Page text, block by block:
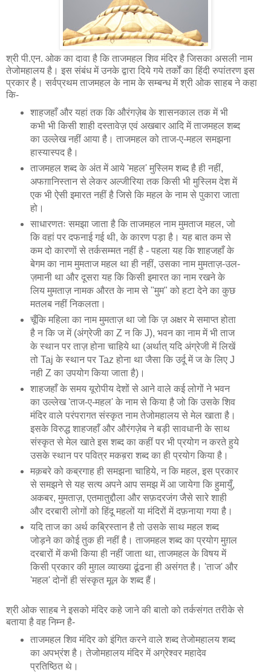
श्री पी.एन. ओक का दावा है कि ताजमहल शिव मंदिर है जिसका असली नाम
तेजोमहालय है। इस संबंध में उनके द्वारा दिये गये तर्कों का हिंदी रुपांतरण इस
प्रकार है। सर्वप्रथम ताजमहल के नाम के सम्बन्ध में श्री ओक साहब ने कहा
कि-
शाहजहाँ और यहां तक कि औरंगज़ेब के शासनकाल तक में भी
कभी भी किसी शाही दस्तावेज़ एवं अखबार आदि में ताजमहल शब्द
का उल्लेख नहीं आया है। ताजमहल को ताज-ए-महल समझना
हास्यास्पद है।
ताजमहल शब्द के अंत में आये 'महल' मुस्लिम शब्द है ही नहीं,
अफग़ानिस्तान से लेकर अल्जीरिया तक किसी भी मुस्लिम देश में
एक भी ऐसी इमारत नहीं है जिसे कि महल के नाम से पुकारा जाता
हो।
साधारणतः समझा जाता है कि ताजमहल नाम मुमताज महल, जो
कि वहां पर दफनाई गई थी, के कारण पड़ा है। यह बात कम से
कम दो कारणों से तर्कसम्मत नहीं है - पहला यह कि शाहजहाँ के
बेगम का नाम मुमताज महल था ही नहीं, उसका नाम मुमताज़-उल-
ज़मानी था और दूसरा यह कि किसी इमारत का नाम रखने के
लिय मुमताज़ नामक औरत के नाम से "मुम" को हटा देने का कुछ
मतलब नहीं निकलता।
चूँकि महिला का नाम मुमताज़ था जो कि ज़ अक्षर मे समाप्त होता
है न कि ज में (अंग्रेजी का Z न कि J), भवन का नाम में भी ताज
के स्थान पर ताज़ होना चाहिये था (अर्थात् यदि अंग्रेजी में लिखें
तो Taj के स्थान पर Taz होना था जैसा कि उर्दू में ज के लिए J
नही Z का उपयोग किया जाता है)।
शाहजहाँ के समय यूरोपीय देशों से आने वाले कई लोगों ने भवन
का उल्लेख 'ताज-ए-महल' के नाम से किया है जो कि उसके शिव
मंदिर वाले परंपरागत संस्कृत नाम तेजोमहालय से मेल खाता है।
इसके विरुद्ध शाहजहाँ और औरंगज़ेब ने बड़ी सावधानी के साथ
संस्कृत से मेल खाते इस शब्द का कहीं पर भी प्रयोग न करते हुये
उसके स्थान पर पवित्र मकब़रा शब्द का ही प्रयोग किया है।
मक़बरे को कब्रगाह ही समझना चाहिये, न कि महल, इस प्रकार
से समझने से यह सत्य अपने आप समझ में आ जायेगा कि हुमायुँ,
अकबर, मुमताज़, एतमातुद्दौला और सफ़दरजंग जैसे सारे शाही
और दरबारी लोगों को हिंदू महलों या मंदिरों में दफ़नाया गया है।
यदि ताज का अर्थ कब्रिस्तान है तो उसके साथ महल शब्द
जोड़ने का कोई तुक ही नहीं है। ताजमहल शब्द का प्रयोग मुग़ल
दरबारों में कभी किया ही नहीं जाता था, ताजमहल के विषय में
किसी प्रकार की मुग़ल व्याख्या ढूंढना ही असंगत है। 'ताज' और
'महल' दोनों ही संस्कृत मूल के शब्द हैं।
श्री ओक साहब ने इसको मंदिर कहे जाने की बातो को तर्कसंगत तरीके से
बताया है वह निम्न है-
ताजमहल शिव मंदिर को इंगित करने वाले शब्द तेजोमहालय शब्द
का अपभ्रंश है। तेजोमहालय मंदिर में अग्रेश्वर महादेव
प्रतिष्ठित थे।